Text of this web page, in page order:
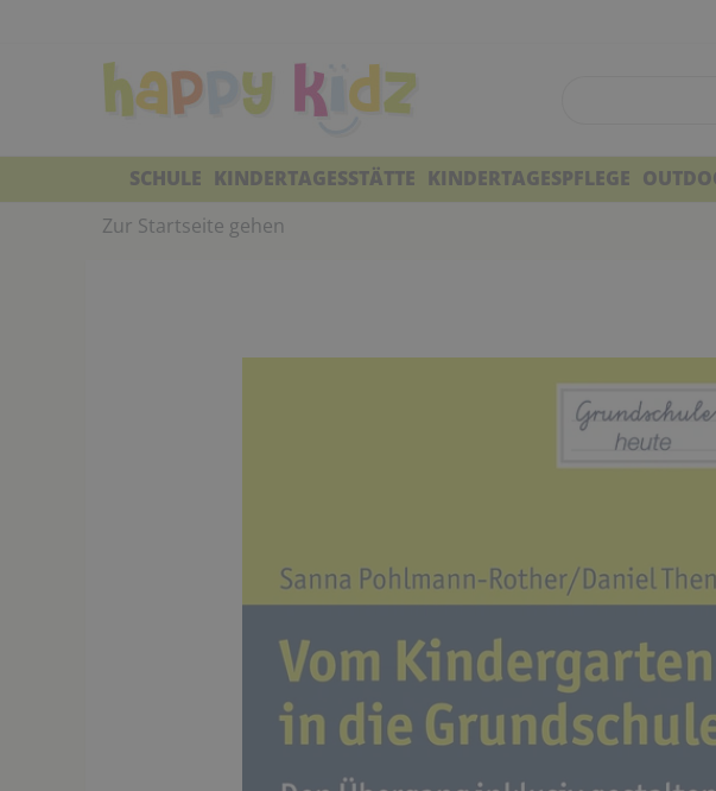
SCHULE KINDERTAGESSTÄTTE KINDERTAGESPFLEGE
Zur Startseite gehen